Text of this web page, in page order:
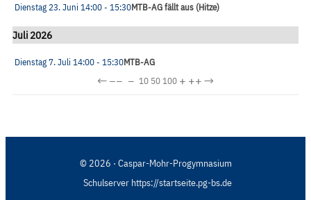
Dienstag 23. Juni 14:00- 15:30MTB-AG fällt aus (Hitze)
Juli 2026
Dienstag 7. Juli 14:00- 15:30MTB-AG
←−− − 10 50100 + ++→
© 2026 · Caspar-Mohr-Progymnasium
Schulserver https://startseite.pg-bs.de